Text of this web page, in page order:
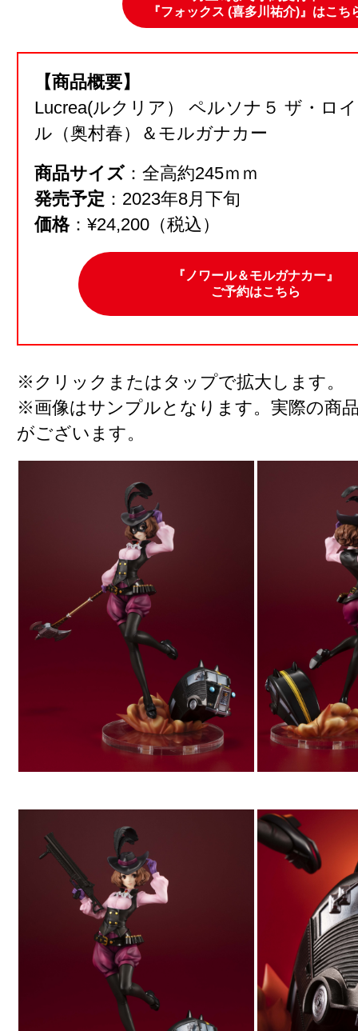
『フォックス (喜多川祐介)』はこち
【商品概要】
Lucrea(ルクリア） ペルソナ５ ザ・ロ
ル（奥村春）＆モルガナカー
商品サイズ ：全高約245ｍｍ
発売予定 ：2023年8月下旬
価格：¥24,200（税込）
『ノワール＆モルガナカー』
ご予約はこちら
※クリックまたはタップで拡大します。
※画像はサンプルとなります。実際の商
がございます。